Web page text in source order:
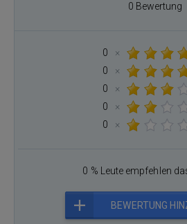
0 Bewertung
0
×
0
×
0
×
0
×
0
×
0 % Leute empfehlen
BEWERTUNG